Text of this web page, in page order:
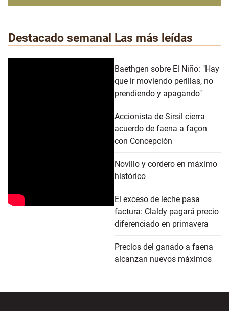
Destacado semanal Las más leídas
Baethgen sobre El Niño: "Hay
que ir moviendo perillas, no
prendiendo y apagando"
Accionista de Sirsil cierra
acuerdo de faena a façon
con Concepción
Novillo y cordero en máximo
histórico
El exceso de leche pasa
factura: Claldy pagará precio
diferenciado en primavera
Precios del ganado a faena
alcanzan nuevos máximos